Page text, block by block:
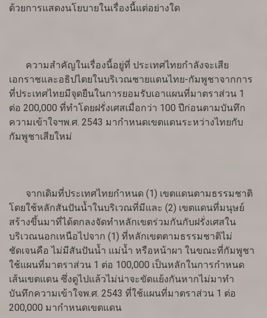
ด้วยการแสดงนโยบายในเรื่องนี้แต่อย่างใด
ความสำคัญในเรื่องนี้อยู่ที่ ประเทศไทยกำลังจะเสีย
เอกราชและอธิปไตยในบริเวณชายแดนไทย-กัมพูชาจากการ
ที่ประเทศไทยมีจุดยืนในการยอมรับเอาแผนที่มาตราส่วน 1
ต่อ 200,000 ที่ทำโดยฝรั่งเศสเมื่อกว่า 100 ปีก่อนตามบันทึก
ความเข้าใจฯพ.ศ. 2543 มากำหนดเขตแดนระหว่างไทยกับ
กัมพูชาเสียใหม่
จากเดิมที่ประเทศไทยกำหนด (1) เขตแดนตามธรรมชาติ
โดยใช้หลักสันปันน้ำในบริเวณที่มีและ (2) เขตแดนที่มนุษย์
สร้างขึ้นมาที่ได้ตกลงจัดทำหลักเขตร่วมกันกับฝรั่งเศสใน
บริเวณนอกเหนือไปจาก (1) ที่หลักเขตตามธรรมชาติไม่
ชัดเจนคือ ไม่มีสันปันน้ำ แม่น้ำ หรือหน้าผา ในขณะที่กัมพูชา
ใช้แผนที่มาตราส่วน 1 ต่อ 100,000 เป็นหลักในการกำหนด
เส้นเขตแดน ซึ่งดูไปแล้วไม่น่าจะขัดแย้งกันหากไม่มาทำ
บันทึกความเข้าใจพ.ศ. 2543 ที่ใช้แผนที่มาตราส่วน 1 ต่อ
200,000 มากำหนดเขตแดน